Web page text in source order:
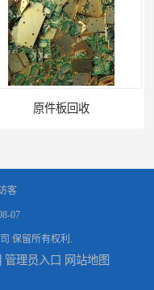
原件板回收
客
07
保留所有权利.
管理员入口 网站地图